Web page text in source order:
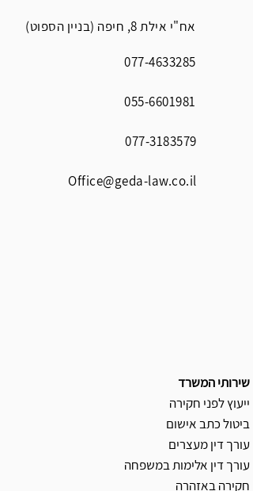
אח"י אילת 8, חיפה (בניין הספוט)
077-4633285
055-6601981
077-3183579
Office@geda-law.co.il
שירותי המשרד
ייעוץ לפני חקירה
ביטול כתב אישום
עורך דין מעצרים
עורך דין אלימות במשפחה
חקירה באזהרה